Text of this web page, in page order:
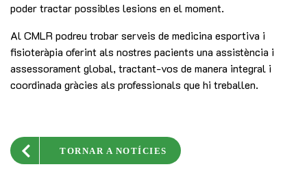
poder tractar possibles lesions en el moment.
Al CMLR podreu trobar serveis de medicina esportiva i
fisioteràpia oferint als nostres pacients una assistència i
assessorament global, tractant-vos de manera integral i
coordinada gràcies als professionals que hi treballen.
TORNAR A NOTÍCIES